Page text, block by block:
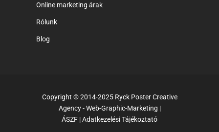
Online marketing árak
Rólunk
Blog
Copyright © 2014-2025 Ryck Poster Creative
Agency - Web-Graphic-Marketing |
ÁSZF |Adatkezelési Tájékoztató